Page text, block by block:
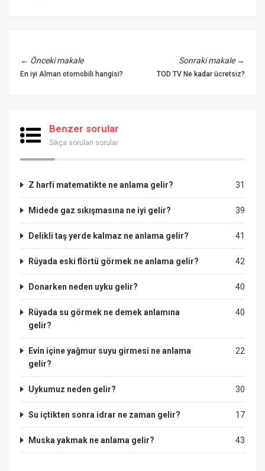
← Önceki makale
En iyi Alman otomobili hangisi?
Sonraki makale→
TOD TV Ne kadar ücretsiz?
Benzer sorular
Sıkça sorulan sorular
31
Z harfi matematikte ne anlama gelir?
39
Midede gaz sıkışmasına ne iyi gelir?
41
Delikli taş yerde kalmaz ne anlama gelir?
42
Rüyada eski flörtü görmek ne anlama gelir?
40
Donarken neden uyku gelir?
40
Rüyada su görmek ne demek anlamına
gelir?
22
Evin içine yağmur suyu girmesi ne anlama
gelir?
30
Uykumuz neden gelir?
17
Su içtikten sonra idrar ne zaman gelir?
43
Muska yakmak ne anlama gelir?